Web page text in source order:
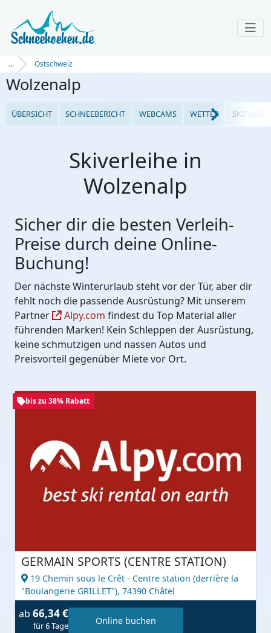
... Ostschweiz
Wolzenalp
ÜBERSICHT SCHNEEBERICHT WEBCAMS WETTER
Skiverleihe in
Wolzenalp
Sicher dir die besten Verleih-
Preise durch deine Online-
Buchung!
Der nächste Winterurlaub steht vor der Tür, aber dir
fehlt noch die passende Ausrüstung? Mit unserem
Partner
Alpy.com findest du Top Material aller
führenden Marken! Kein Schleppen der Ausrüstung,
keine schmutzigen und nassen Autos und
Preisvorteil gegenüber Miete vor Ort.
bis zu 38% Rabatt
GERMAIN SPORTS (CENTRE STATION)
19 Chemin sous le Crêt - Centre station (derrière la
"Boulangerie GRILLET"), 74390 Châtel
ab 66,34 €
für 6 Tage Online buchen